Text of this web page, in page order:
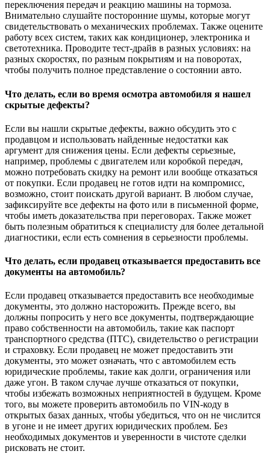
переключения передач и реакцию машины на тормоза.
Внимательно слушайте посторонние шумы, которые могут
свидетельствовать о механических проблемах. Также оцените
работу всех систем, таких как кондиционер, электроника и
светотехника. Проводите тест-драйв в разных условиях: на
разных скоростях, по разным покрытиям и на поворотах,
чтобы получить полное представление о состоянии авто.
Что делать, если во время осмотра автомобиля я нашел
скрытые дефекты?
Если вы нашли скрытые дефекты, важно обсудить это с
продавцом и использовать найденные недостатки как
аргумент для снижения цены. Если дефекты серьезные,
например, проблемы с двигателем или коробкой передач,
можно потребовать скидку на ремонт или вообще отказаться
от покупки. Если продавец не готов идти на компромисс,
возможно, стоит поискать другой вариант. В любом случае,
зафиксируйте все дефекты на фото или в письменной форме,
чтобы иметь доказательства при переговорах. Также может
быть полезным обратиться к специалисту для более детальной
диагностики, если есть сомнения в серьезности проблемы.
Что делать, если продавец отказывается предоставить все
документы на автомобиль?
Если продавец отказывается предоставить все необходимые
документы, это должно насторожить. Прежде всего, вы
должны попросить у него все документы, подтверждающие
право собственности на автомобиль, такие как паспорт
транспортного средства (ПТС), свидетельство о регистрации
и страховку. Если продавец не может предоставить эти
документы, это может означать, что с автомобилем есть
юридические проблемы, такие как долги, ограничения или
даже угон. В таком случае лучше отказаться от покупки,
чтобы избежать возможных неприятностей в будущем. Кроме
того, вы можете проверить автомобиль по VIN-коду в
открытых базах данных, чтобы убедиться, что он не числится
в угоне и не имеет других юридических проблем. Без
необходимых документов и уверенности в чистоте сделки
рисковать не стоит.